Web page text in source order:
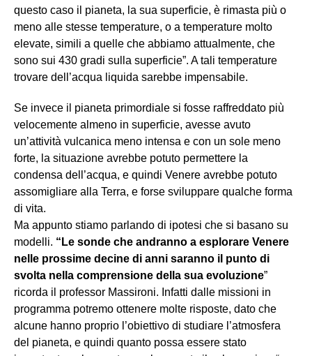
questo caso il pianeta, la sua superficie, è rimasta più o
meno alle stesse temperature, o a temperature molto
elevate, simili a quelle che abbiamo attualmente, che
sono sui 430 gradi sulla superficie”. A tali temperature
trovare dell’acqua liquida sarebbe impensabile.
Se invece il pianeta primordiale si fosse raffreddato più
velocemente almeno in superficie, avesse avuto
un’attività vulcanica meno intensa e con un sole meno
forte, la situazione avrebbe potuto permettere la
condensa dell’acqua, e quindi Venere avrebbe potuto
assomigliare alla Terra, e forse sviluppare qualche forma
di vita.
Ma appunto stiamo parlando di ipotesi che si basano su
modelli. “Le sonde che andranno a esplorare Venere
nelle prossime decine di anni saranno il punto di
svolta nella comprensione della sua evoluzione”
ricorda il professor Massironi. Infatti dalle missioni in
programma potremo ottenere molte risposte, dato che
alcune hanno proprio l’obiettivo di studiare l’atmosfera
del pianeta, e quindi quanto possa essere stato